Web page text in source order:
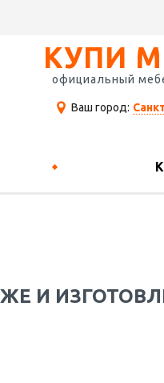
КУПИ
официальный
Ваш город:
И